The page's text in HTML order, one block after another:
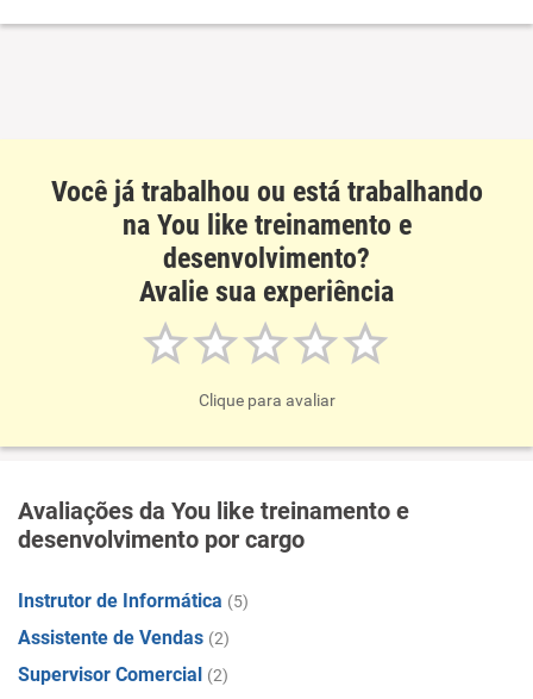
Você já trabalhou ou está trabalhando
na You like treinamento e
desenvolvimento?
Avalie sua experiência
Clique para avaliar
Avaliações da You like treinamento e
desenvolvimento por cargo
Instrutor de Informática (5)
Assistente de Vendas (2)
Supervisor Comercial (2)